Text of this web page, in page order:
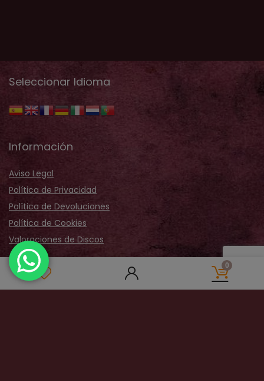
0
Seleccionar Idioma
Información
Aviso Legal
Política de Privacidad
Política de Devoluciones
Política de Cookies
Valoraciones de Discos
Acerca de Nosotros
Sobre Nosotros